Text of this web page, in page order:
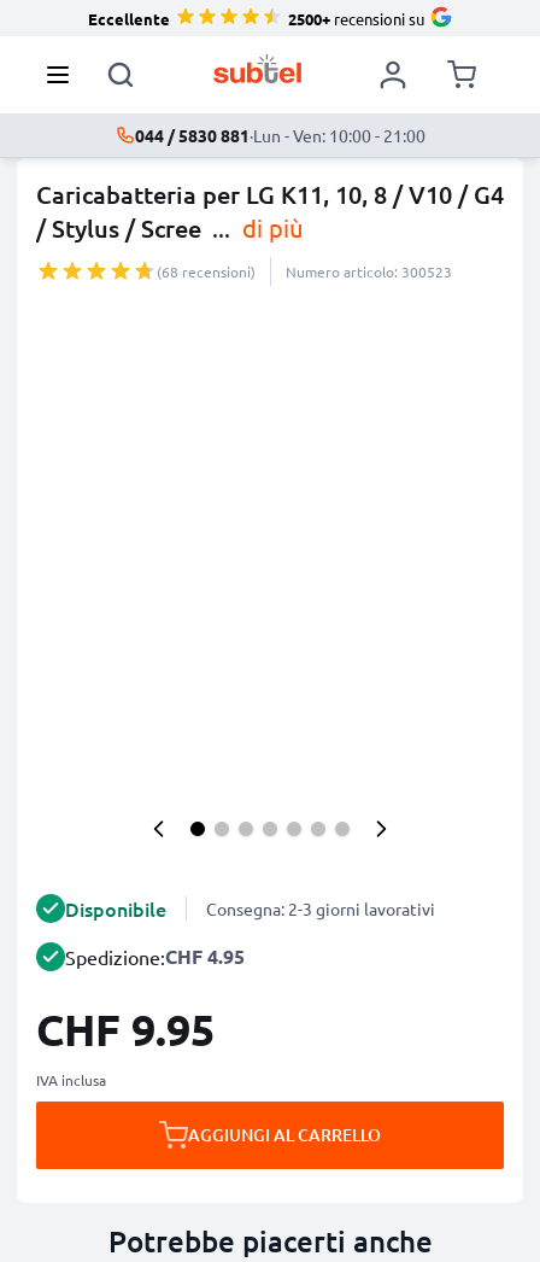
Eccellente 2500+recensioni su
044 / 5830 881·Lun - Ven: 10:00 - 21:00
Caricabatteria per LG K11, 10, 8 / V10 / G4
/ Stylus / Scree ... di più
(68 recensioni) Numero articolo: 300523
Disponibile Consegna: 2-3 giorni lavorativi
Spedizione:CHF 4.95
CHF 9.95
IVA inclusa
AGGIUNGI AL CARRELLO
Potrebbe piacerti anche